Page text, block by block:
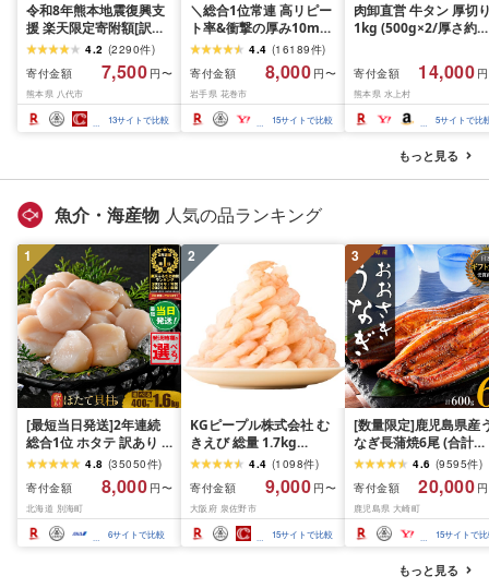
令和8年熊本地震復興支
援 楽天限定寄附額[訳あ
り]牛タン 500g〜2kg 肉
牛肉 訳あり 牛タン 冷凍
小分け 厚切り 薄切り 食
べ比べ 500g 1kg 1.5kg
2kg 牛 人気 ビーフ 牛た
ん ふるさと納税 ランキ
4.2 (2290件)
寄付金額
7,500 円〜
熊本県 八代市
13サイトで比較
＼総合1位常連 高リピー
ト率&衝撃の厚み10mm
厚切り牛タン 塩味/ ≪ス
ピード発送!!10営業日以
内発送≫ 選べる内容量
500g / 1kg 定期便 毎月
届く 牛肉 肉 BBQ ふるさ
と 人気 ランキング 岩手
4.4 (16189件)
寄付金額
8,000 円〜
岩手県 花巻市
15サイトで比較
肉卸直営 牛タン 厚切
1kg (500g×2/厚さ約
牛肉 焼肉 冷凍 スライ
業務用 バーベキュー
BBQ おつまみ ギフト
祝い お中元 夏ギフト
寄付金額 14,000
熊本県 水上村
5サイトで比
もっと見る
魚介・海産物 人気の品ランキング
1
[最短当日発送]2年連続
総合1位 ホタテ 訳あり (
ふるさと納税 ほたて ふ
るさと納税 訳あり 帆立
ふるさと わけあり ホタ
テ貝柱 貝 人気 不揃い 刺
身 規格外 魚介 ランキン
グ 海鮮 冷凍 発送時期が
4.8 (35050件)
寄付金額
8,000 円〜
北海道 別海町
6サイトで比較
2
KGピープル株式会社 む
きえび 総量 1.7kg
(850g×2P) 特大 5Lサイ
ズ バナメイエビ バラ凍
結 下処理不要 サイズ不
揃い 訳あり
4.4 (1098件)
寄付金額
9,000 円〜
大阪府 泉佐野市
15サイトで比較
3
[数量限定]鹿児島県産
なぎ長蒲焼6尾 (合計
600g以上)4.6 (9595件)
寄付金額
20,000
鹿児島県 大崎町
15サイトで
もっと見る